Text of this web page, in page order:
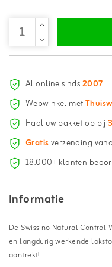
Al online sinds2007
Webwinkel met
Haal uw pakket op bij
Gratisverzending
18.000+ klanten
Informatie
De Swissino Natural Control
en langdurig werkende
aantrekt!